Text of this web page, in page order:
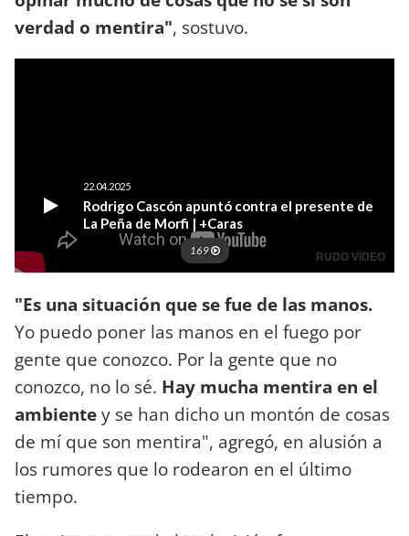
verdad o mentira", sostuvo.
"Es una situación que se fue de las manos.
Yo puedo poner las manos en el fuego por
gente que conozco. Por la gente que no
conozco, no lo sé. Hay mucha mentira en el
ambientey se han dicho un montón de cosas
de mí que son mentira", agregó, en alusión a
los rumores que lo rodearon en el último
tiempo.